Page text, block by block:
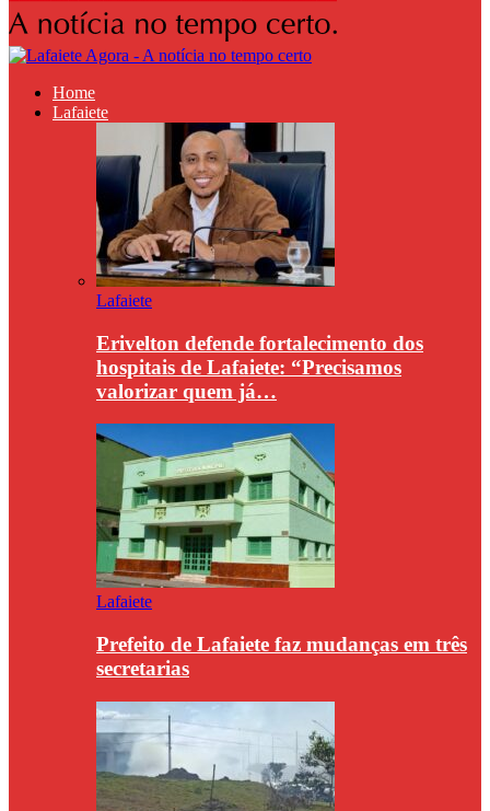
Home
Lafaiete
Lafaiete
Erivelton defende fortalecimento dos
hospitais de Lafaiete: “Precisamos
valorizar quem já…
Lafaiete
Prefeito de Lafaiete faz mudanças em três
secretarias